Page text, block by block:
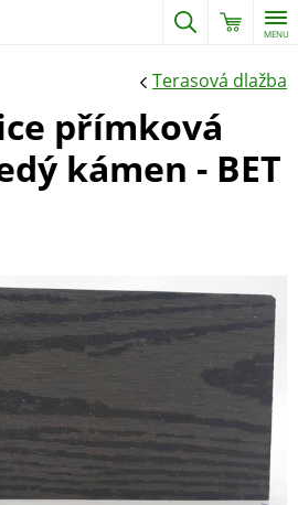
MENU
Terasová dlažba
přímková
kámen - BET